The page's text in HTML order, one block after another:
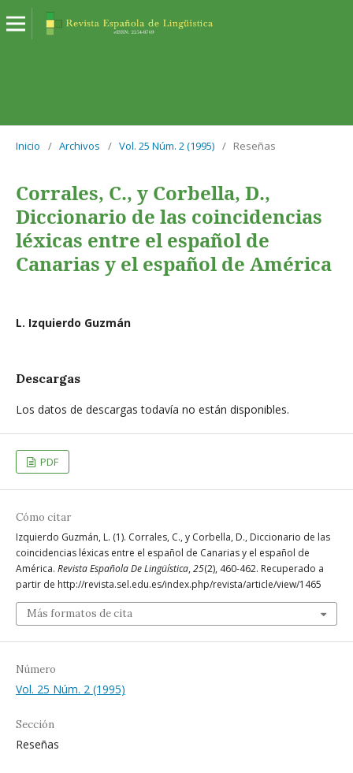
Inicio / Archivos / Vol. 25 Núm. 2 (1995) / Reseñas
Corrales, C., y Corbella, D.,
Diccionario de las coincidencias
léxicas entre el español de
Canarias y el español de América
L. Izquierdo Guzmán
Descargas
Los datos de descargas todavía no están disponibles.
PDF
Cómo citar
Izquierdo Guzmán, L. (1). Corrales, C., y Corbella, D., Diccionario de las
coincidencias léxicas entre el español de Canarias y el español de
América. Revista Española De Lingüística, 25(2), 460-462. Recuperado a
partir de http://revista.sel.edu.es/index.php/revista/article/view/1465
Más formatos de cita
Número
Vol. 25 Núm. 2 (1995)
Sección
Reseñas